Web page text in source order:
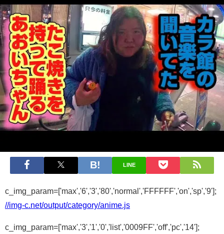
LINE
c_img_param=['max','6','3','80','normal','FFFFFF','on','sp','9'];
//img-c.net/output/category/anime.js
c_img_param=['max','3','1','0','list','0009FF','off','pc','14'];